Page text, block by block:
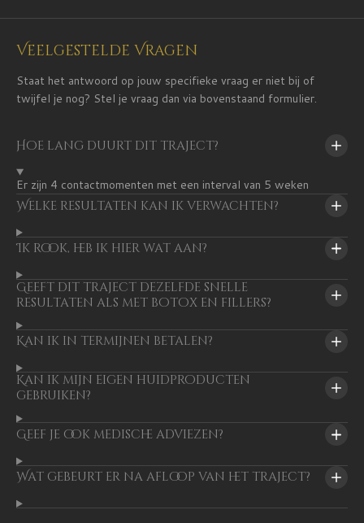
Veelgestelde Vragen
Staat het antwoord op jouw specifieke vraag er niet bij of
twijfel je nog? Stel je vraag dan via bovenstaand formulier.
Hoe lang duurt dit traject?
Er zijn 4 contactmomenten met een interval van 5 weken
Welke resultaten kan ik verwachten?
Ik rook, heb ik hier wat aan?
Geeft dit traject dezelfde snelle
resultaten als met botox en fillers?
Kan ik in termijnen betalen?
Kan ik mijn eigen huidproducten
gebruiken?
Geef je ook medische adviezen?
Wat gebeurt er na afloop van het traject?